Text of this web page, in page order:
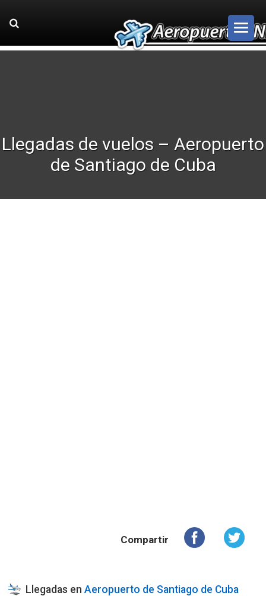
Llegadas de vuelos – Aeropuerto
de Santiago de Cuba
Compartir
Llegadas en Aeropuerto de Santiago de Cuba